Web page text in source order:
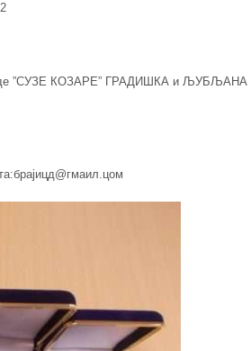
”СУЗЕ КОЗАРЕ” ГРАДИШКА и ЉУБЉАНА